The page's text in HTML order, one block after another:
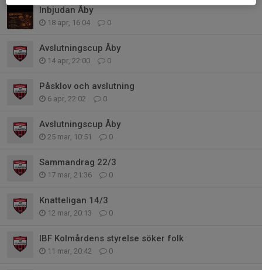
Inbjudan Åby
18 apr, 16:04 0
Avslutningscup Åby
14 apr, 22:00 0
Påsklov och avslutning
6 apr, 22:02 0
Avslutningscup Åby
25 mar, 10:51 0
Sammandrag 22/3
17 mar, 21:36 0
Knatteligan 14/3
12 mar, 20:13 0
IBF Kolmårdens styrelse söker folk
11 mar, 20:42 0